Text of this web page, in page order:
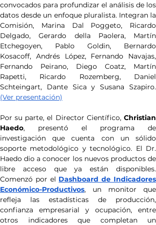
convocados para profundizar el análisis de los
datos desde un enfoque pluralista. Integran la
Comisión, Marina Dal Poggeto, Ricardo
Delgado, Gerardo della Paolera, Martín
Etchegoyen, Pablo Goldin, Bernardo
Kosacoff, Andrés López, Fernando Navajas,
Fernando Peirano, Diego Coatz, Martín
Rapetti, Ricardo Rozemberg, Daniel
(Ver presentación)
Por su parte, el Director Científico, Christian
Haedo, presentó el programa de
investigación que cuenta con un sólido
soporte metodológico y tecnológico. El Dr.
Haedo dio a conocer los nuevos productos de
libre acceso que ya están disponibles.
Comenzó por el Dashboard de Indicadores
Económico-Productivos, un monitor que
refleja las estadísticas de producción,
confianza empresarial y ocupación, entre
otros indicadores que completan un